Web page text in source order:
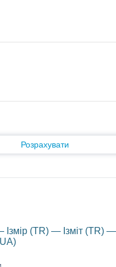
Розрахувати
(TR) — Ізміт (TR)